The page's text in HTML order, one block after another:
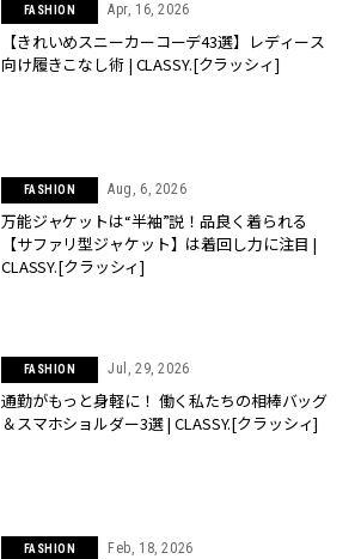
FASHION Apr, 16, 2026
【きれいめスニーカーコーデ43選】レディース
向け履きこなし術 | CLASSY.[クラッシィ]
FASHION Aug, 6, 2026
万能ジャケットは“半袖”説！品良く着られる
【サファリ型ジャケット】は着回し力に注目 |
CLASSY.[クラッシィ]
FASHION Jul, 29, 2026
通勤がもっと身軽に！ 働く私たちの相棒バッグ
＆スマホショルダー3選 | CLASSY.[クラッシィ]
FASHION Feb, 18, 2026